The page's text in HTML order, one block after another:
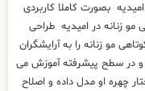
بصورت کاملا کاربردی
مو زنانه در امیدیه طراحی
مو زنانه را به آرایشگران
و در سطح پیشرفته آموزش می
چهره او مدل داده و اصلاح